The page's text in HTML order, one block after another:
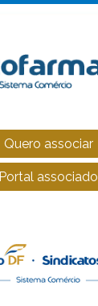
Quero associar
Portal associado